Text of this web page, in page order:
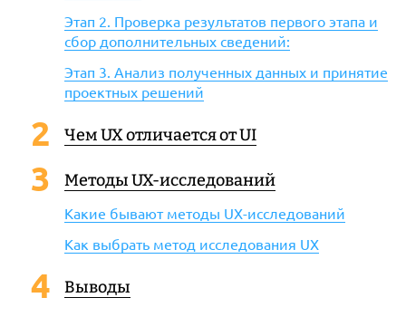
Этап 2. Проверка результатов первого этапа и
сбор дополнительных сведений:
Этап 3. Анализ полученных данных и принятие
проектных решений
Чем UX отличается от UI
Методы UX-исследований
Какие бывают методы UX-исследований
Как выбрать метод исследования UX
Выводы